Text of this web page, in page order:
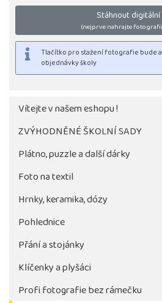
Stáhnout
(nejprve nahrajte
Tlačítko pro stažení
objednávky školy
Vítejte v našem eshopu !
ZVÝHODNĚNÉ ŠKOLNÍ SADY
Plátno, puzzle a další dárky
Foto na textil
Hrnky, keramika, dózy
Pohlednice
Přání a stojánky
Klíčenky a plyšáci
Profi fotografie bez rámečku